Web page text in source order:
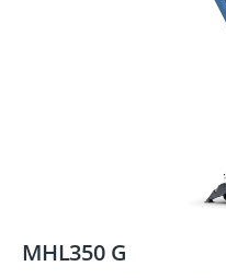
MHL350 G